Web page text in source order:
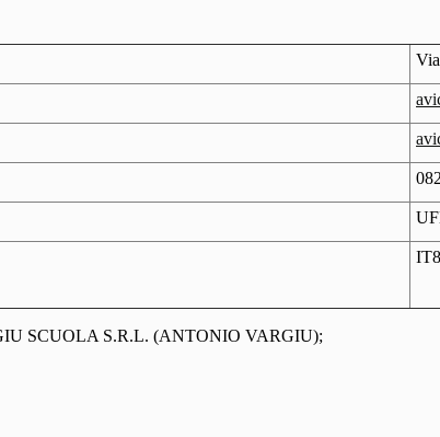
SCUOLA S.R.L. (ANTONIO VARGIU);